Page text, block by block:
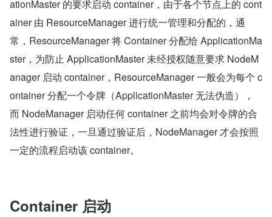
ationMaster 的要求启动 container，由于各个节点上的 cont
ainer 由 ResourceManager 进行统一管理和分配的，通
常，ResourceManager 将 Container 分配给 ApplicationMa
ster，为防止 ApplicationMaster 未经授权随意要求 NodeM
anager 启动 container，ResourceManager 一般会为每个 c
ontainer 分配一个令牌（ApplicationMaster 无法伪造），
而 NodeManager 启动任何 container 之前均会对令牌的合
法性进行验证，一旦通过验证后，NodeManager 才会按照
一定的流程启动该 container。
Container 启动